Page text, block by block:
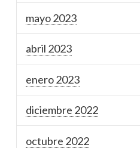
mayo 2023
abril 2023
enero 2023
diciembre 2022
octubre 2022